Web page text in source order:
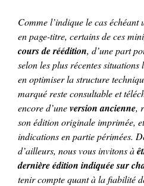
Comme l’indique le cas échéant
en page-titre, certains de ces
cours de réédition, d’une part
selon les plus récentes
en optimiser la structure
marqué reste consultable et
encore d’uneversion ancienne,
son édition originale imprimée,
indications en partie périmées.
d’ailleurs, nous vous invitons à
dernière édition indiquée sur
tenir compte quant à la fiabilité